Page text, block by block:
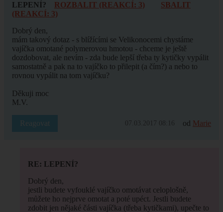
LEPENÍ? ROZBALIT (REAKCÍ: 3)
SBALIT
(REAKCÍ: 3)
Dobrý den,
mám takový dotaz - s blížícími se Velikonocemi chystáme
vajíčka omotané polymerovou hmotou - chceme je ještě
dozdobovat, ale nevím - zda bude lepší třeba ty kytičky vypálit
samostatně a pak na to vajíčko to přilepit (a čím?) a nebo to
rovnou vypálit na tom vajíčku?
Děkuji moc
M.V.
Reagovat 07.03.2017 08:16 od Marie
RE: LEPENÍ?
Dobrý den,
jestli budete vyfouklé vajíčko omotávat celoplošně,
můžete ho nejprve omotat a poté upéct. Jestli budete
zdobit jen nějaké části vajíčka (třeba kytičkami), upečte to